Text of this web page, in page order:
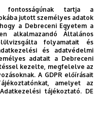
fontosságúnak tartja a
jutott személyes adatok
a Debreceni Egyetem a
alkalmazandó Általános
folyamatait és
és adatvédelmi
adatait a Debreceni
kezelte, megfelelve az
A GDPR előírásait
amelyet az
Adatkezelési tájékoztató. DE